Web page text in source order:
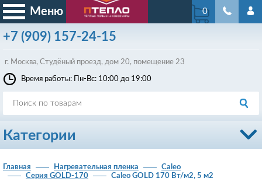
Меню
+7 (909) 157-24-15
г. Москва, Студёный проезд, дом 20, помещение 23
0
Время работы: Пн-Вс: 10:00 до 19:00
Категории
Главная Нагревательная пленка
Caleo
Серия GOLD-170
Caleo GOLD 170 Вт/м2, 5 м2